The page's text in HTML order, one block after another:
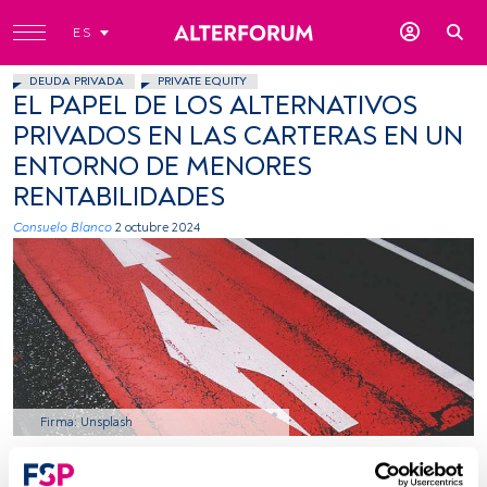
ES
DEUDA PRIVADA PRIVATE EQUITY
EL PAPEL DE LOS ALTERNATIVOS
PRIVADOS EN LAS CARTERAS EN UN
ENTORNO DE MENORES
RENTABILIDADES
Consuelo Blanco 2 octubre 2024
Firma: Unsplash